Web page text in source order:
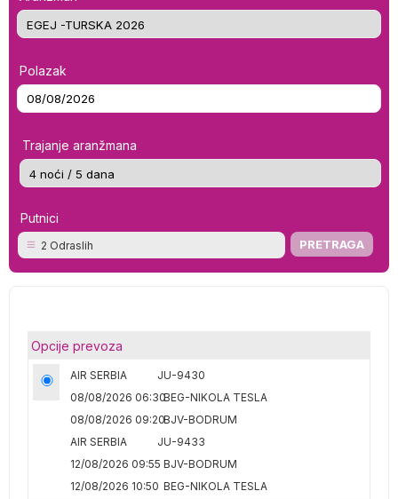
Polazak
Trajanje aranžmana
Putnici
2 Odraslih
Opcije prevoza
AIR SERBIA
JU-9430
08/08/2026 06:30BEG-NIKOLA TESLA
08/08/2026 09:20BJV-BODRUM
AIR SERBIA
JU-9433
12/08/2026 09:55 BJV-BODRUM
12/08/2026 10:50 BEG-NIKOLA TESLA